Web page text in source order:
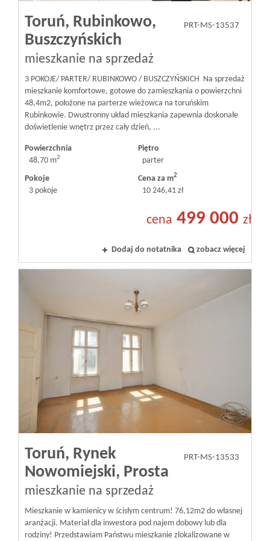
Toruń, Rubinkowo,
Buszczyńskich
mieszkanie na sprzedaż
PRT-MS-13537
3 POKOJE/ PARTER/ RUBINKOWO / BUSZCZYŃSKICH Na sprzedaż
mieszkanie komfortowe, gotowe do zamieszkania o powierzchni
48,4m2, położone na parterze wieżowca na toruńskim
Rubinkowie. Dwustronny układ mieszkania zapewnia doskonałe
doświetlenie wnętrz przez cały dzień, ...
Powierzchnia
48,70 m2
Piętro
parter
Pokoje
3 pokoje
Cena za m2
10 246,41 zł
cena 499 000 zł
Dodaj do notatnika zobacz więcej
Toruń, Rynek
Nowomiejski, Prosta
mieszkanie na sprzedaż
PRT-MS-13533
Mieszkanie w kamienicy w ścisłym centrum! 76,12m2 do własnej
aranżacji. Materiał dla inwestora pod najem dobowy lub dla
rodziny! Przedstawiam Państwu mieszkanie zlokalizowane w